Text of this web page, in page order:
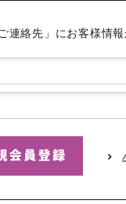
連絡先」にお客様情報